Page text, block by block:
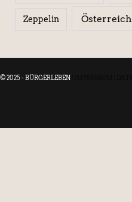
Zeppelin Österreich
© 2025 - BÜRGERLEBEN